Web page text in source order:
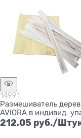
14991
Размешиватель
AVIORA в индивид.
212,05 руб./